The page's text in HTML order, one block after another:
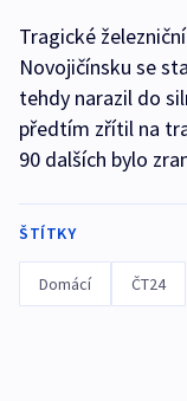
Tragické
Novojičínsku se
tehdy narazil do
předtím zřítil na
90 dalších bylo
ŠTÍTKY
Domácí ČT24